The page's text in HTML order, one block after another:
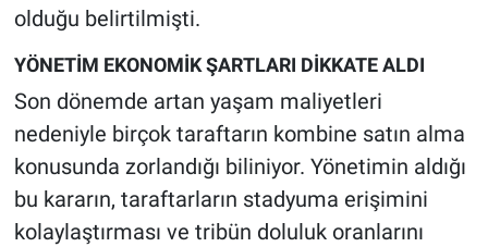
olduğu belirtilmişti.
YÖNETİM EKONOMİK ŞARTLARI DİKKATE ALDI
Son dönemde artan yaşam maliyetleri
nedeniyle birçok taraftarın kombine satın alma
konusunda zorlandığı biliniyor. Yönetimin aldığı
bu kararın, taraftarların stadyuma erişimini
kolaylaştırması ve tribün doluluk oranlarını